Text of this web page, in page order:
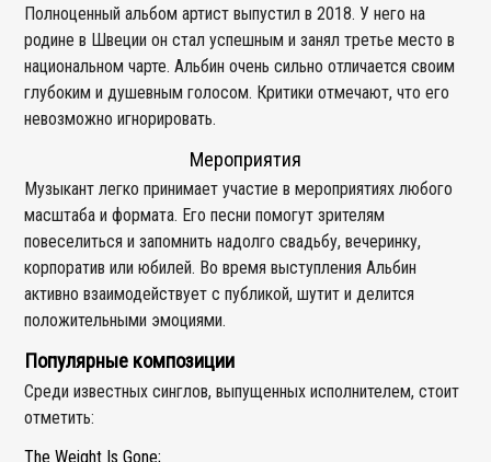
Полноценный альбом артист выпустил в 2018. У него на
родине в Швеции он стал успешным и занял третье место в
национальном чарте. Альбин очень сильно отличается своим
глубоким и душевным голосом. Критики отмечают, что его
невозможно игнорировать.
Мероприятия
Музыкант легко принимает участие в мероприятиях любого
масштаба и формата. Его песни помогут зрителям
повеселиться и запомнить надолго свадьбу, вечеринку,
корпоратив или юбилей. Во время выступления Альбин
активно взаимодействует с публикой, шутит и делится
положительными эмоциями.
Популярные композиции
Среди известных синглов, выпущенных исполнителем, стоит
отметить:
The Weight Is Gone;